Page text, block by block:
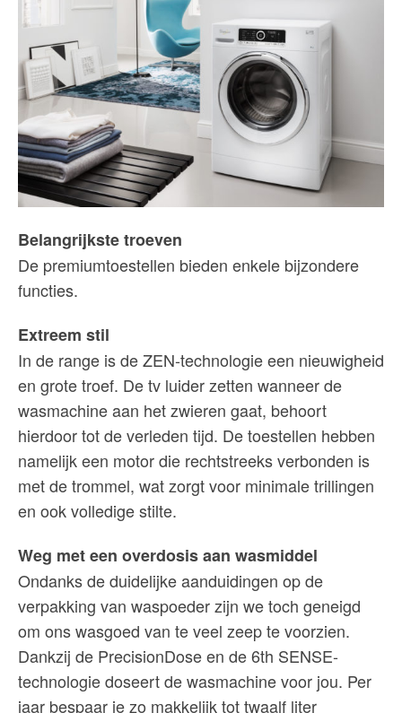
Belangrijkste troeven
De premiumtoestellen bieden enkele bijzondere
functies.
Extreem stil
In de range is de ZEN-technologie een nieuwigheid
en grote troef. De tv luider zetten wanneer de
wasmachine aan het zwieren gaat, behoort
hierdoor tot de verleden tijd. De toestellen hebben
namelijk een motor die rechtstreeks verbonden is
met de trommel, wat zorgt voor minimale trillingen
en ook volledige stilte.
Weg met een overdosis aan wasmiddel
Ondanks de duidelijke aanduidingen op de
verpakking van waspoeder zijn we toch geneigd
om ons wasgoed van te veel zeep te voorzien.
Dankzij de PrecisionDose en de 6th SENSE-
technologie doseert de wasmachine voor jou. Per
jaar bespaar je zo makkelijk tot twaalf liter